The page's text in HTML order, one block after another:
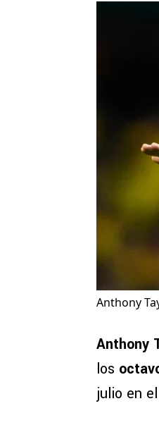
Anthony
Anthony
los
julio en el